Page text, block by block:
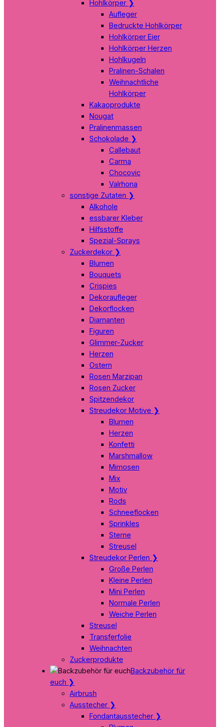
Hohlkörper ❯
Aufleger
Bedruckte Hohlkörper
Hohlkörper Eier
Hohlkörper Herzen
Hohlkugeln
Pralinen-Schalen
Weihnachtliche
Hohlkörper
Kakaoprodukte
Nougat
Pralinenmassen
Schokolade ❯
Callebaut
Carma
Chocovic
Valrhona
sonstige Zutaten ❯
Alkohole
essbarer Kleber
Hilfsstoffe
Spezial-Sprays
Zuckerdekor ❯
Blumen
Bouquets
Crispies
Dekoraufleger
Dekorflocken
Diamanten
Figuren
Glimmer-Zucker
Herzen
Ostern
Rosen Marzipan
Rosen Zucker
Spitzendekor
Streudekor Motive ❯
Blumen
Herzen
Konfetti
Marshmallow
Mimosen
Mix
Motiv
Rods
Schneeflocken
Sprinkles
Sterne
Streusel
Streudekor Perlen ❯
Große Perlen
Kleine Perlen
Mini Perlen
Normale Perlen
Weiche Perlen
Streusel
Transferfolie
Weihnachten
Zuckerprodukte
Backzubehör für
euch ❯
Airbrush
Ausstecher ❯
Fondantausstecher ❯